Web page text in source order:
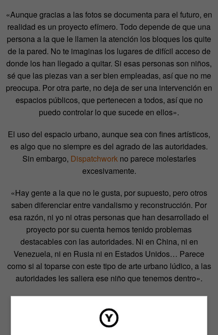
«Aunque gracias a las fotos se documenta para el futuro, en
realidad es un proyecto efímero. Todo depende de que una
persona a la que le llamen la atención los bloques los quite
de la pared. No te imaginas los lugares de difícil acceso de
donde los han llegado a quitar. Si esas personas son niños,
sé que las piezas van a ser bien empleadas, así que no me
preocupa. Por otra parte, no deja de ser una intervención en
espacios públicos, que pertenecen a todos, así que no
puedo controlar lo que sucede en ellos».
El uso del espacio urbano, aunque sea con fines artísticos,
es algo que no siempre es del agrado de las autoridades.
Sin embargo, Dispatchworkno parece molestarles
excesivamente.
«Hay gente a la que no le gusta, por supuesto, pero otros
saben diferenciar entre vandalismo y reconstrucción. Por
esa razón, ni yo ni otras personas que han desarrollado el
proyecto por su cuenta hemos tenido problemas
destacables con las autoridades. Ni en China, ni en
Venezuela, ni en Rusia ni en Estados Unidos… Parece
como si al toparse con este tipo de arte urbano lúdico, a las
autoridades les saliera ese niño que tenemos dentro».